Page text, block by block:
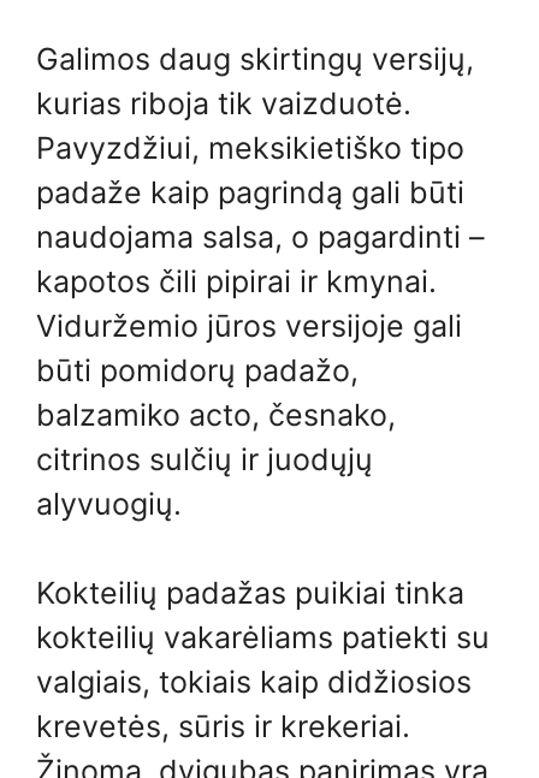
Galimos daug skirtingų versijų,
kurias riboja tik vaizduotė.
Pavyzdžiui, meksikietiško tipo
padaže kaip pagrindą gali būti
naudojama salsa, o pagardinti –
kapotos čili pipirai ir kmynai.
Viduržemio jūros versijoje gali
būti pomidorų padažo,
balzamiko acto, česnako,
citrinos sulčių ir juodųjų
alyvuogių.
Kokteilių padažas puikiai tinka
kokteilių vakarėliams patiekti su
valgiais, tokiais kaip didžiosios
krevetės, sūris ir krekeriai.
Žinoma, dvigubas panirimas yra